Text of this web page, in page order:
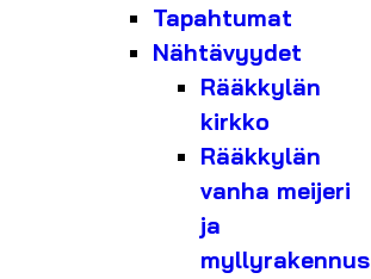
Tapahtumat
Nähtävyydet
Rääkkylän
kirkko
Rääkkylän
vanha meijeri
ja
myllyrakennus